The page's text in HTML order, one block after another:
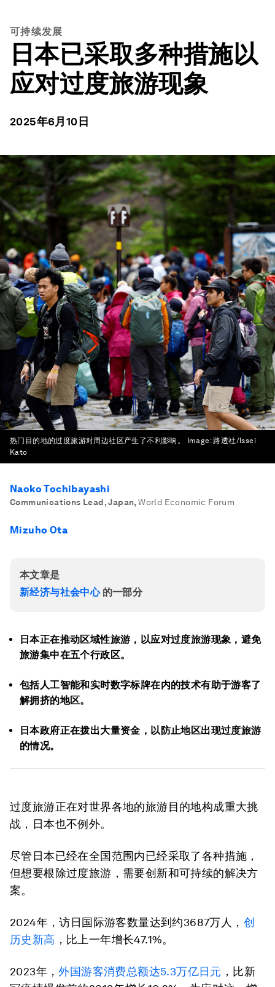
可持续发展
日本已采取多种措施以
应对过度旅游现象
2025年6月10日
热门目的地的过度旅游对周边社区产生了不利影响。 Image:路透社/Issei
Kato
Naoko Tochibayashi
Communications Lead, Japan, World Economic Forum
Mizuho Ota
本文章是
新经济与社会中心的一部分
日本正在推动区域性旅游，以应对过度旅游现象，避免
旅游集中在五个行政区。
包括人工智能和实时数字标牌在内的技术有助于游客了
解拥挤的地区。
日本政府正在拨出大量资金，以防止地区出现过度旅游
的情况。
过度旅游正在对世界各地的旅游目的地构成重大挑
战，日本也不例外。
尽管日本已经在全国范围内已经采取了各种措施，
但想要根除过度旅游，需要创新和可持续的解决方
案。
2024年，访日国际游客数量达到约3687万人， 创
历史新高 ，比上一年增长47.1%。
2023年，外国游客消费总额达5.3万亿日元 ，比新